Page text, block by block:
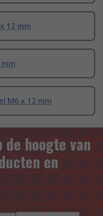
12 mm
M6 x 12 mm
de hoogte van
en